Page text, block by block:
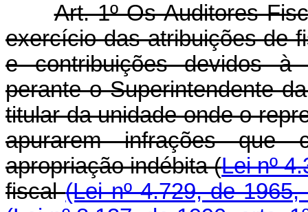
Art. 1º Os Auditores
exercício das atribuições de
e contribuições devidos à
perante o Superintendente
titular da unidade onde o
apurarem infrações que
apropriação indébita (Lei nº
fiscal(Lei nº 4.729, de 1965,